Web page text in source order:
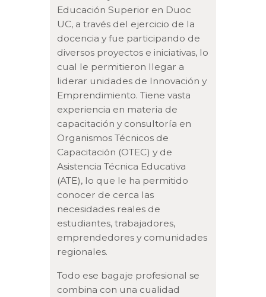
Educación Superior en Duoc
UC, a través del ejercicio de la
docencia y fue participando de
diversos proyectos e iniciativas, lo
cual le permitieron llegar a
liderar unidades de Innovación y
Emprendimiento. Tiene vasta
experiencia en materia de
capacitación y consultoría en
Organismos Técnicos de
Capacitación (OTEC) y de
Asistencia Técnica Educativa
(ATE), lo que le ha permitido
conocer de cerca las
necesidades reales de
estudiantes, trabajadores,
emprendedores y comunidades
regionales.
Todo ese bagaje profesional se
combina con una cualidad